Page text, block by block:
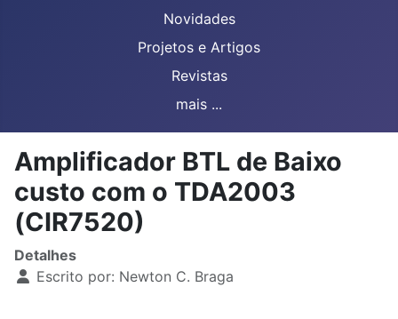
Novidades
Projetos e Artigos
Revistas
mais ...
Amplificador BTL de Baixo
custo com o TDA2003
(CIR7520)
Detalhes
Escrito por: Newton C. Braga